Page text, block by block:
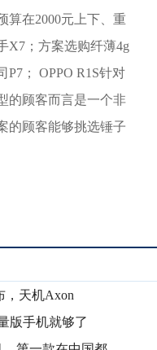
算在2000元上下、重
X7；方案选购纤薄4g
； OPPO R1S针对
的顾客而言是一个非
的顾客能够挑选锤子
，天机Axon
版手机就够了